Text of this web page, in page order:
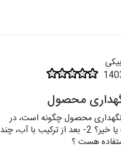
محصول
نگهداری محصول چگونه است، در
یخچال است یا خیر؟ 2- بعد از ترکیب با آب، چند
هست ؟